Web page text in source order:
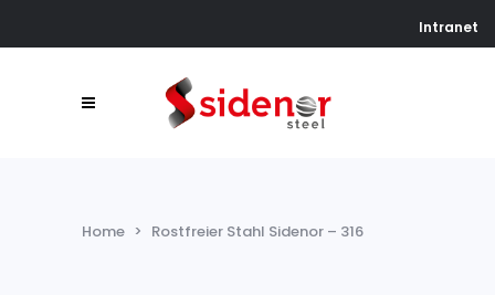
Intranet
Home > Rostfreier Stahl Sidenor – 316